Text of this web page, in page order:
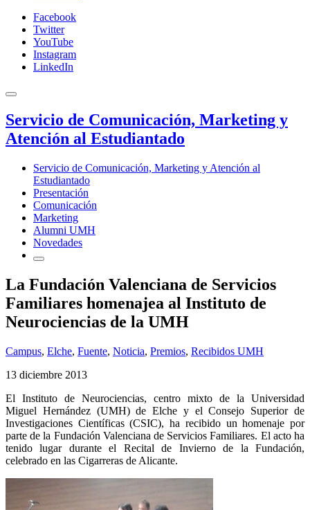
Facebook
Twitter
YouTube
Instagram
LinkedIn
Servicio de Comunicación, Marketing y
Atención al Estudiantado
Servicio de Comunicación, Marketing y Atención al
Estudiantado
Presentación
Comunicación
Marketing
Alumni UMH
Novedades
La Fundación Valenciana de Servicios
Familiares homenajea al Instituto de
Neurociencias de la UMH
Campus, Elche, Fuente, Noticia, Premios, Recibidos UMH
13 diciembre 2013
El Instituto de Neurociencias, centro mixto de la Universidad
Miguel Hernández (UMH) de Elche y el Consejo Superior de
Investigaciones Científicas (CSIC), ha recibido un homenaje por
parte de la Fundación Valenciana de Servicios Familiares. El acto ha
tenido lugar durante el Recital de Invierno de la Fundación,
celebrado en las Cigarreras de Alicante.